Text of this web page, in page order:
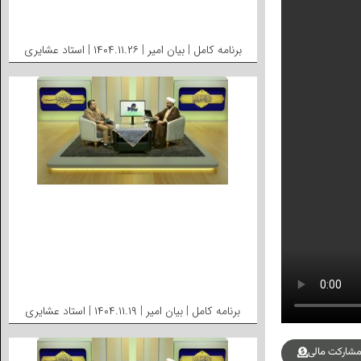
مشارکت مالی
برنامه کامل | بیان امیر | ۱۴۰۴.۱۱.۲۶ | استاد عشایری
برنامه کامل | بیان امیر | ۱۴۰۴.۱۱.۱۹ | استاد عشایری